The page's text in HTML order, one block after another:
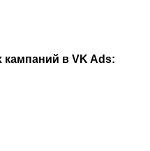
кампаний в VK Ads: